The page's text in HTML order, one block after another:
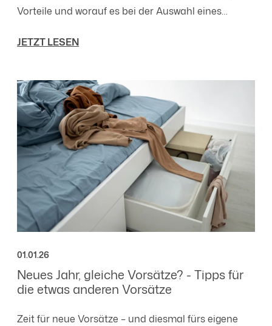
Vorteile und worauf es bei der Auswahl eines
JETZT LESEN
01.01.26
Neues Jahr, gleiche Vorsätze? - Tipps für
die etwas anderen Vorsätze
Zeit für neue Vorsätze – und diesmal fürs eigene